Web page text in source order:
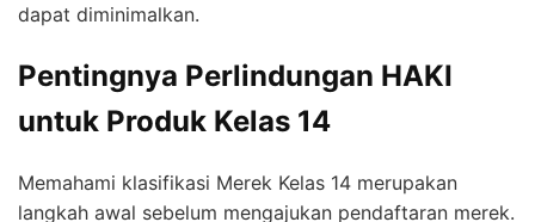
dapat diminimalkan.
Pentingnya Perlindungan HAKI
untuk Produk Kelas 14
Memahami klasifikasi Merek Kelas 14 merupakan
langkah awal sebelum mengajukan pendaftaran merek.